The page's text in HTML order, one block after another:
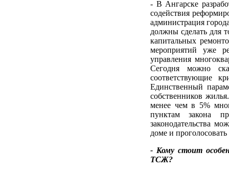
- В Ангарске
содействия
администрация
должны сделать для
капитальных
мероприятий уже
управления
Сегодня можно
соответствующие
Единственный
собственников
менее чем в 5%
пунктам закона
законодательства
доме и
- Кому стоит
ТСЖ?